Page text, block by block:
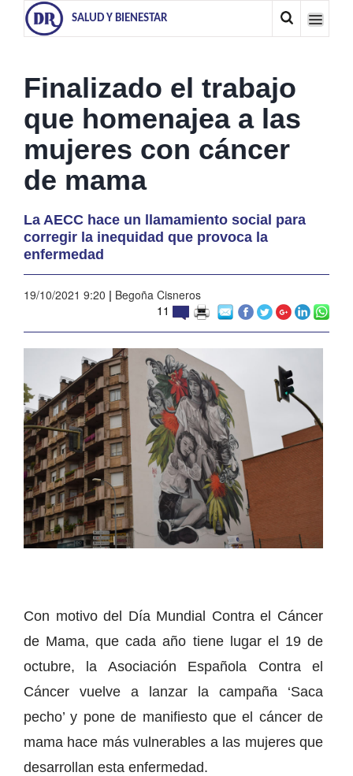
SALUD Y BIENESTAR
Finalizado el trabajo
que homenajea a las
mujeres con cáncer
de mama
La AECC hace un llamamiento social para
corregir la inequidad que provoca la
enfermedad
19/10/2021 9:20 | Begoña Cisneros
11
Con motivo del Día Mundial Contra el Cáncer
de Mama, que cada año tiene lugar el 19 de
octubre, la Asociación Española Contra el
Cáncer vuelve a lanzar la campaña ‘Saca
pecho’ y pone de manifiesto que el cáncer de
mama hace más vulnerables a las mujeres que
desarrollan esta enfermedad.